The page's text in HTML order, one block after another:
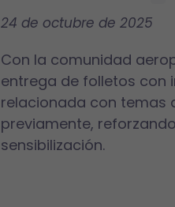
24 de octubre de 2025
Con la comunidad
entrega de folletos con
relacionada con temas
previamente,
sensibilización.